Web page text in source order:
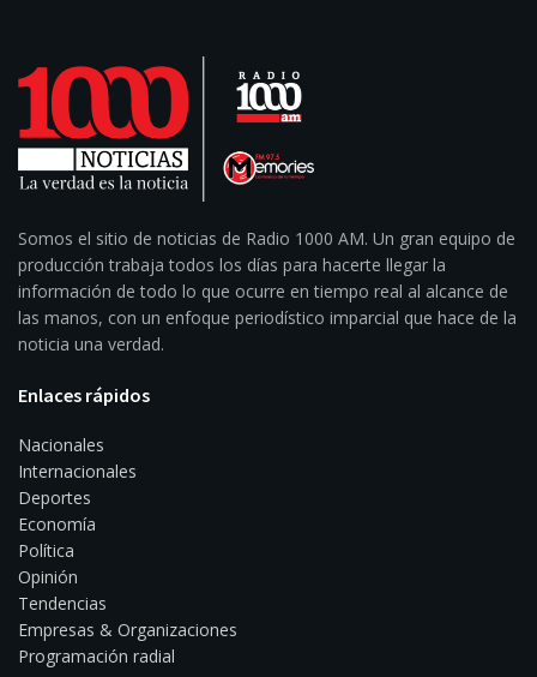
Somos el sitio de noticias de Radio 1000 AM. Un gran equipo de
producción trabaja todos los días para hacerte llegar la
información de todo lo que ocurre en tiempo real al alcance de
las manos, con un enfoque periodístico imparcial que hace de la
noticia una verdad.
Enlaces rápidos
Nacionales
Internacionales
Deportes
Economía
Política
Opinión
Tendencias
Empresas & Organizaciones
Programación radial